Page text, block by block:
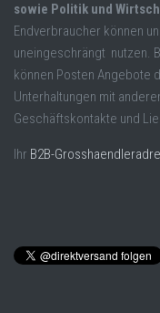
sowie Politik und
Endverbraucher können
uneingeschrängt nutzen.
können Posten Angebote
Unterhaltungen mit
Geschäftskontakte und
Ihr B2B-